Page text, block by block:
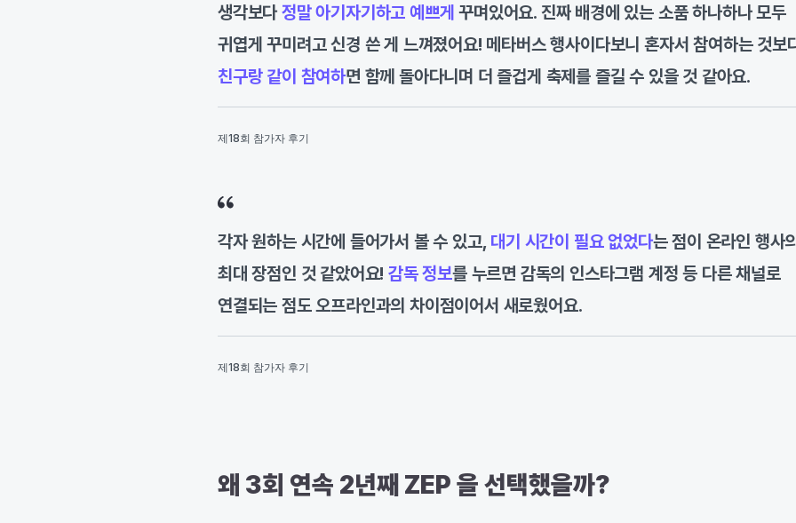
생각보다 정말 아기자기하고 예쁘게꾸며있어요. 진짜 배경에 있는 소품 하나하나 모두
귀엽게 꾸미려고 신경 쓴 게 느껴졌어요! 메타버스 행사이다보니 혼자서 참여하는 것보
친구랑 같이 참여하면 함께 돌아다니며 더 즐겁게 축제를 즐길 수 있을 것 같아요.
제18회 참가자 후기
각자 원하는 시간에 들어가서 볼 수 있고, 대기 시간이 필요 없었다는 점이 온라인 행사
최대 장점인 것 같았어요!감독 정보를 누르면 감독의 인스타그램 계정 등 다른 채널로
연결되는 점도 오프라인과의 차이점이어서 새로웠어요.
제18회 참가자 후기
왜 3회 연속 2년째 ZEP 을 선택했을까?